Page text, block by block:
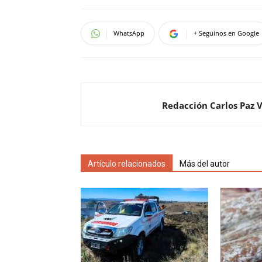
WhatsApp + Seguinos en Google
Redacción Carlos Paz
Artículo relacionados Más del autor